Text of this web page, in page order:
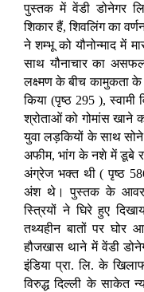
पुस्तक में वेंडी डोनेगर
शिकार हैं, शिवलिंग का
ने शम्भू को यौनोन्माद में
साथ यौनाचार का
लक्ष्मण के बीच कामुकता के
किया (पृष्ठ 295 ), स्वामी
श्रोताओं को गोमांस खाने
युवा लड़कियों के साथ
अफीम, भांग के नशे में डूबे
अंग्रेज भक्त थी ( पृष्ठ
अंश थे। पुस्तक के आवरण
स्त्रियों ने घिरे हुए
तथ्यहीन बातों पर घोर
हौजखास थाने में वेंडी
इंडिया प्रा. लि. के
विरुद्ध दिल्ली के साकेत